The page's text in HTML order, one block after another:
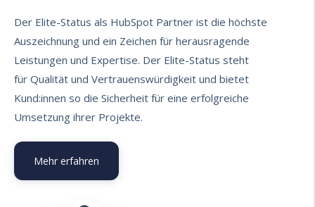
Der Elite-Status als HubSpot Partner ist die höchste
Auszeichnung und ein Zeichen für herausragende
Leistungen und Expertise. Der Elite-Status steht
für Qualität und Vertrauenswürdigkeit und bietet
Kund:innen so die Sicherheit für eine erfolgreiche
Umsetzung ihrer Projekte.
Mehr erfahren